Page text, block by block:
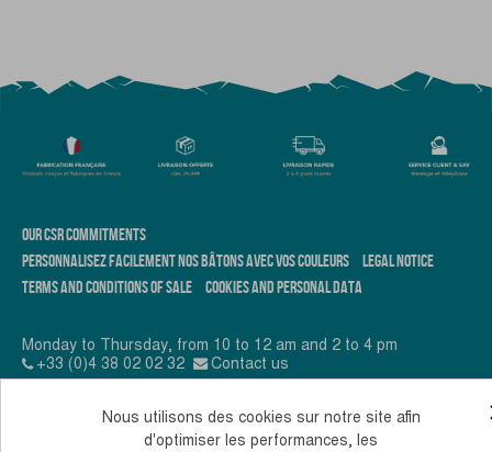
OUR CSR COMMITMENTS
PERSONNALISEZ FACILEMENT NOS BÂTONS AVEC VOS COULEURS
LEGAL NOTICE
TERMS AND CONDITIONS OF SALE
COOKIES AND PERSONAL DATA
Monday to Thursday, from 10 to 12 am and 2 to 4 pm
+33 (0)4 38 02 02 32
Contact us
Nous utilisons des cookies sur notre site afin
d'optimiser les performances, les